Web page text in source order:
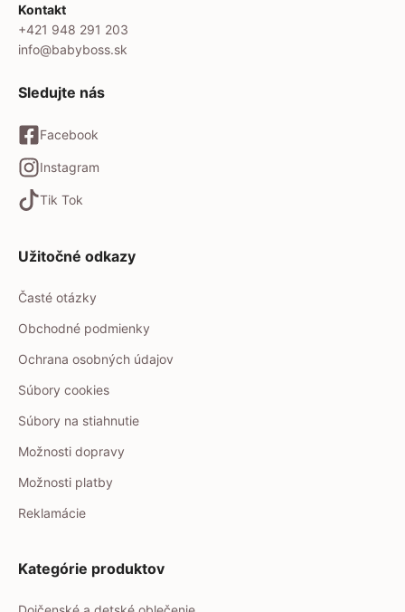
Kontakt
+421 948 291 203
info@babyboss.sk
Sledujte nás
Facebook
Instagram
Tik Tok
Užitočné odkazy
Časté otázky
Obchodné podmienky
Ochrana osobných údajov
Súbory cookies
Súbory na stiahnutie
Možnosti dopravy
Možnosti platby
Reklamácie
Kategórie produktov